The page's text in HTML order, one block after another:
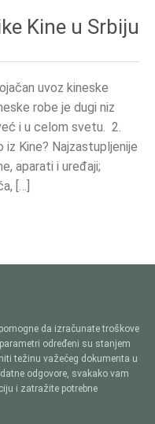
Kine u Srbiju
uvoz kineske
robe je dugi niz
i u celom svetu. 2.
Kine? Najzastupljenije
aparati i uređaji;
[…]
da izračunate troškove
određeni su stanjem
težinu važećeg dokumenta u
odgovore, svakako vam
i zatražite potrebne